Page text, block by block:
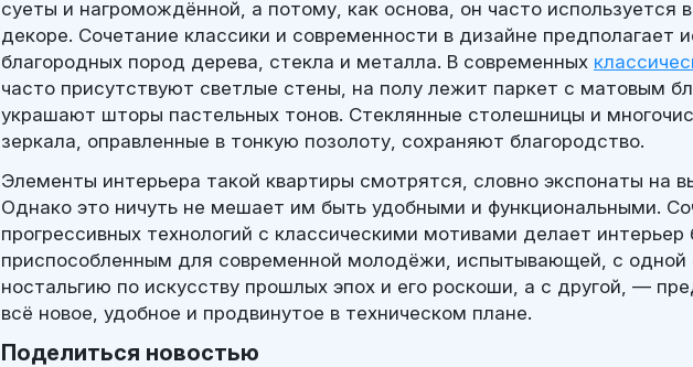
суеты и нагромождённой, а потому, как основа, он часто используется
декоре. Сочетание классики и современности в дизайне предполагает
благородных пород дерева, стекла и металла. В современных
часто присутствуют светлые стены, на полу лежит паркет с матовым
украшают шторы пастельных тонов. Стеклянные столешницы и
зеркала, оправленные в тонкую позолоту, сохраняют благородство.
Элементы интерьера такой квартиры смотрятся, словно экспонаты на
Однако это ничуть не мешает им быть удобными и функциональными.
прогрессивных технологий с классическими мотивами делает интерьер
приспособленным для современной молодёжи, испытывающей, с одной
ностальгию по искусству прошлых эпох и его роскоши, а с другой, —
всё новое, удобное и продвинутое в техническом плане.
Поделиться новостью